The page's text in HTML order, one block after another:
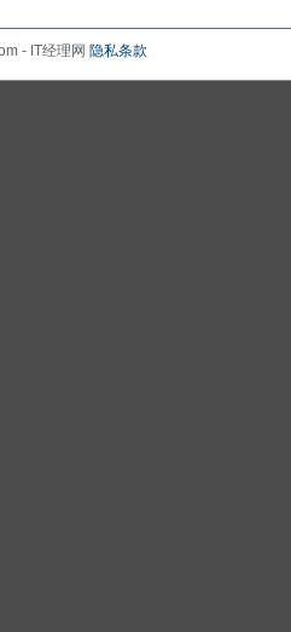
- IT经理网 隐私条款